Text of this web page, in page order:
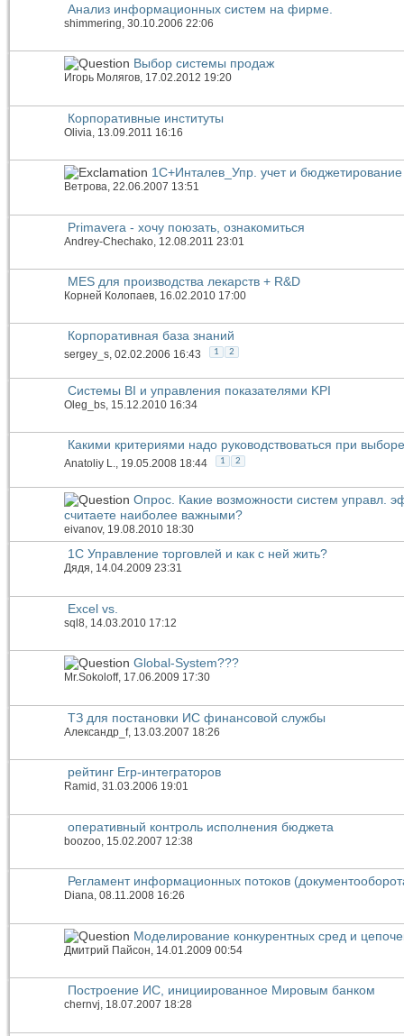
Анализ информационных систем на фирме.
shimmering , 30.10.2006 22:06
Выбор системы продаж
Игорь Молягов, 17.02.2012 19:20
Корпоративные институты
Olivia , 13.09.2011 16:16
1С+Инталев_Упр. учет и бюджетирование
Ветрова, 22.06.2007 13:51
Primavera - хочу поюзать, ознакомиться
Andrey-Chechako , 12.08.2011 23:01
MES для производства лекарств + R&D
Корней Колопаев, 16.02.2010 17:00
Корпоративная база знаний
sergey_s, 02.02.2006 16:43 1 2
Системы BI и управления показателями KPI
Oleg_bs, 15.12.2010 16:34
Какими критериями надо руководствоваться при
Anatoliy L., 19.05.2008 18:44 1 2
Опрос. Какие возможности систем управл.
считаете наиболее важными?
eivanov, 19.08.2010 18:30
1С Управление торговлей и как с ней жить?
Дядя, 14.04.2009 23:31
Excel vs.
sql8, 14.03.2010 17:12
Global-System???
Mr.Sokoloff, 17.06.2009 17:30
ТЗ для постановки ИС финансовой службы
Александр_f, 13.03.2007 18:26
рейтинг Erp-интеграторов
Ramid , 31.03.2006 19:01
оперативный контроль исполнения бюджета
boozoo , 15.02.2007 12:38
Регламент информационных потоков
Diana, 08.11.2008 16:26
Моделирование конкурентных сред и
Дмитрий Пайсон , 14.01.2009 00:54
Построение ИС, инициированное Мировым банком
chernvj, 18.07.2007 18:28